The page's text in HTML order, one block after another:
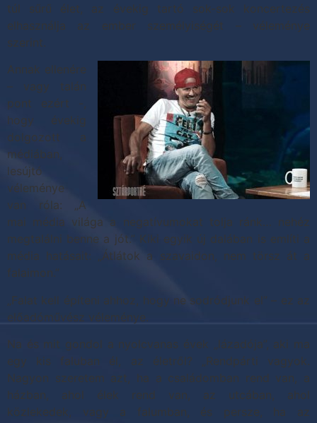
túl sűrű élet, az évekig tartó sok-sok koncertezés
elhasználja az ember személyiségét – véleménye
szerint.
Annak ellenére
– vagy talán
pont ezért -,
hogy évekig
dolgozott a
médiában,
lesújtó
véleménye
van róla: „A
mai média világa a negatívumokat tolja ránk… nehéz
megtalálni benne a jót.” Kiki egyik új dalában is említi a
média hatásait: „Átlátok a szavaidon, nem törsz át a
falaimon.”
„Falat kell építeni ahhoz, hogy ne sodródjunk el” – ez az
előadóművész véleménye.
Na és mit gondol a nyolcvanas évek „lázadója”, aki ma
egy kis faluban él, az életről? „Rendpárti vagyok.
Nagyon szeretem azt, ha a családomban rend van, a
házban, ahol élek rend van, az utcában, ahol
közlekedek, vagy a falumban, és persze, ha az